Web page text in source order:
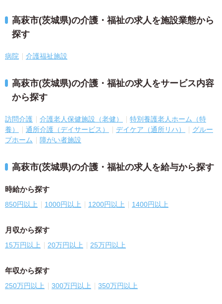
高萩市(茨城県)の介護・福祉の求人を施設業態から
探す
病院 介護福祉施設
高萩市(茨城県)の介護・福祉の求人をサービス内容
から探す
訪問介護 介護老人保健施設（老健）
特別養護老人ホーム（特
養）
通所介護（デイサービス） デイケア（通所リハ）
グルー
プホーム
障がい者施設
高萩市(茨城県)の介護・福祉の求人を給与から探す
時給から探す
850円以上 1000円以上 1200円以上 1400円以上
月収から探す
15万円以上 20万円以上 25万円以上
年収から探す
250万円以上 300万円以上 350万円以上